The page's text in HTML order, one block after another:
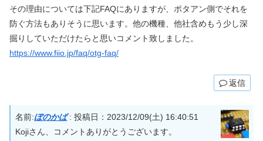
その理由については下記FAQにありますが、ポタアン側でそれを
防ぐ方法もありそうに思います。他の機種、他社含めもう少し深
掘りしていただけたらと思いコメント致しました。
https://www.fiio.jp/faq/otg-faq/
返信
名前:ぼのかば: 投稿日：2023/12/09(土) 16:40:51
Kojiさん、コメントありがとうございます。